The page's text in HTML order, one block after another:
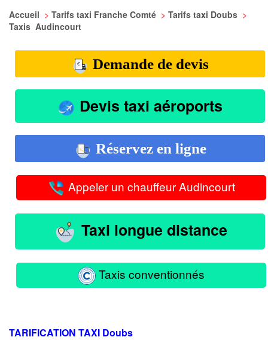
Accueil > Tarifs taxi Franche Comté > Tarifs taxi Doubs >
Taxis Audincourt
Demande de devis
Devis taxi aéroports
Réservez en ligne
Appeler un chauffeur Audincourt
Taxi longue distance
Taxis conventionnés
TARIFICATION TAXI Doubs